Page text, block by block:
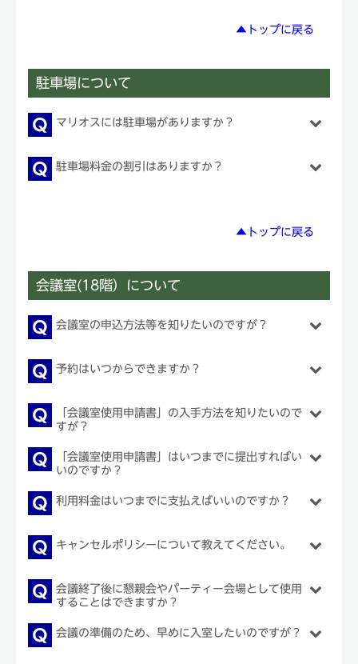
▲トップに戻る
駐車場について
マリオスには駐車場がありますか？
駐車場料金の割引はありますか？
▲トップに戻る
会議室(18階）について
会議室の申込方法等を知りたいのですが？
予約はいつからできますか？
「会議室使用申請書」の入手方法を知りたいので
すが？
「会議室使用申請書」はいつまでに提出すればい
いのですか？
利用料金はいつまでに支払えばいいのですか？
キャンセルポリシーについて教えてください。
会議終了後に懇親会やパーティー会場として使用
することはできますか？
会議の準備のため、早めに入室したいのですが？